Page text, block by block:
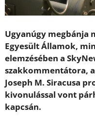
Ugyanúgy megbánja
Egyesült Államok,
elemzésében a
szakkommentátora,
Joseph M. Siracusa
kivonulással vont
kapcsán.